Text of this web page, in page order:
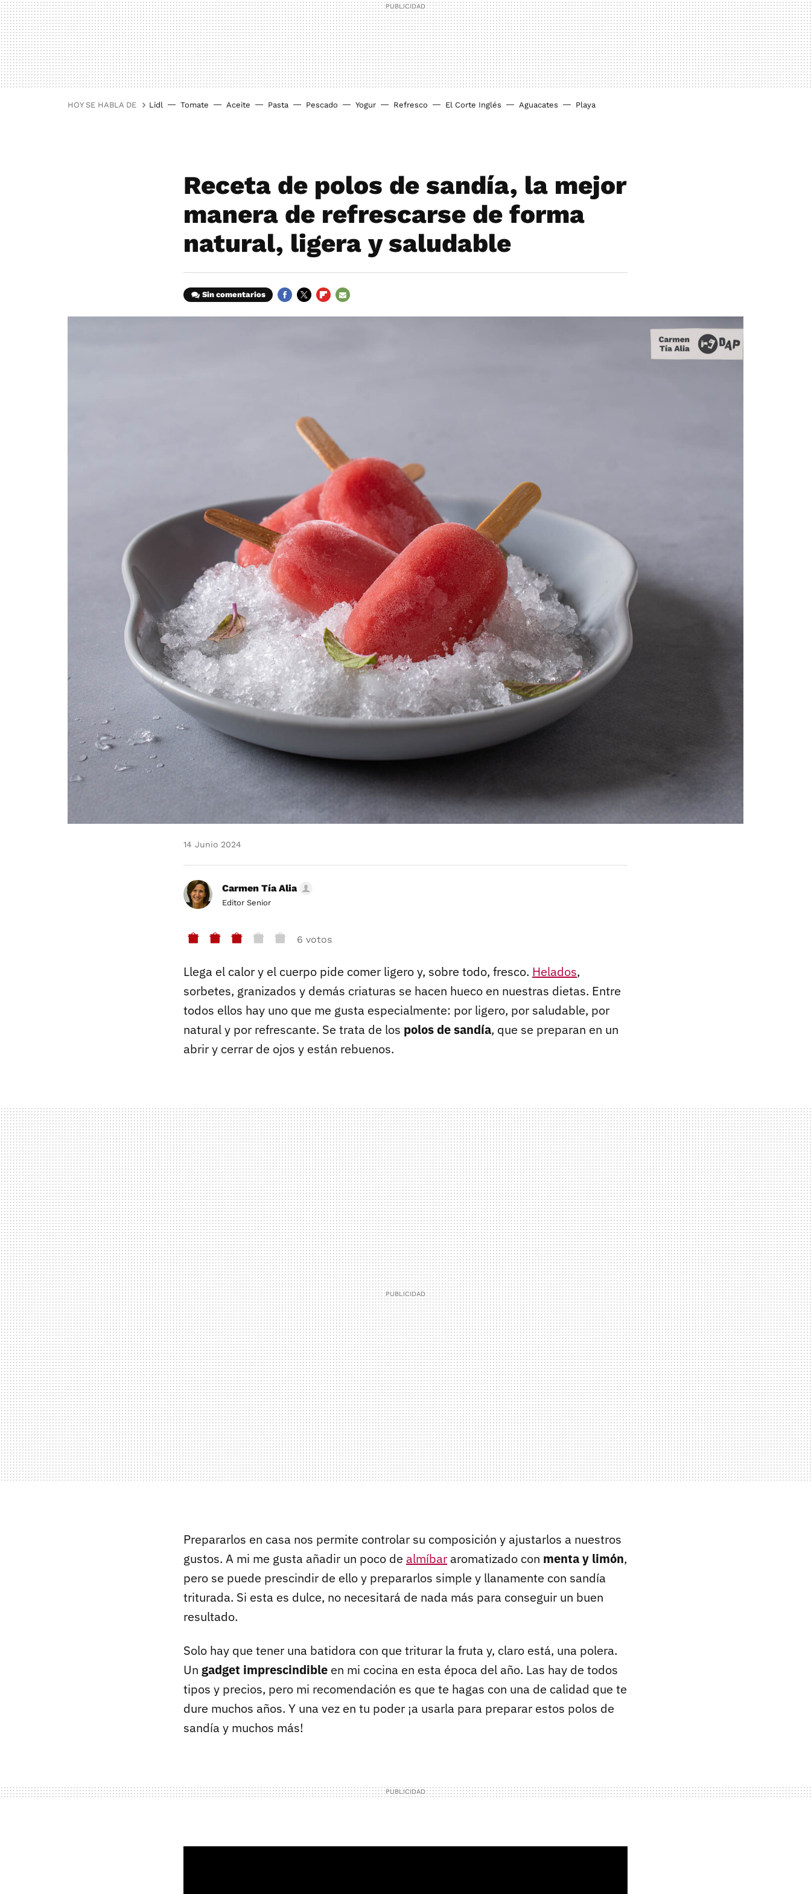
HOY SE HABLA DE Lidl Tomate Aceite Pasta Pescado Yogur Refresco El Corte Inglés Aguacates Playa
Receta de polos de sandía, la mejor
manera de refrescarse de forma
natural, ligera y saludable
Sin comentarios
14 Junio 2024
Carmen Tía Alia
Editor Senior
6 votos
Llega el calor y el cuerpo pide comer ligero y, sobre todo, fresco. Helados,
sorbetes, granizados y demás criaturas se hacen hueco en nuestras dietas. Entre
todos ellos hay uno que me gusta especialmente: por ligero, por saludable, por
natural y por refrescante. Se trata de los polos de sandía, que se preparan en un
abrir y cerrar de ojos y están rebuenos.
Prepararlos en casa nos permite controlar su composición y ajustarlos a nuestros
gustos. A mi me gusta añadir un poco de almíbar aromatizado con menta y limón,
pero se puede prescindir de ello y prepararlos simple y llanamente con sandía
triturada. Si esta es dulce, no necesitará de nada más para conseguir un buen
resultado.
Solo hay que tener una batidora con que triturar la fruta y, claro está, una polera.
Un gadget imprescindible en mi cocina en esta época del año. Las hay de todos
tipos y precios, pero mi recomendación es que te hagas con una de calidad que te
dure muchos años. Y una vez en tu poder ¡a usarla para preparar estos polos de
sandía y muchos más!